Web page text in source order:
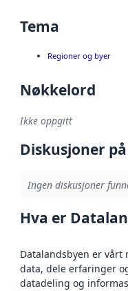
Tema
Regioner og byer
Nøkkelord
Ikke oppgitt
Diskusjoner
Ingen diskusjoner
Hva er
Datalandsbyen er
data, dele erfaringer
datadeling og